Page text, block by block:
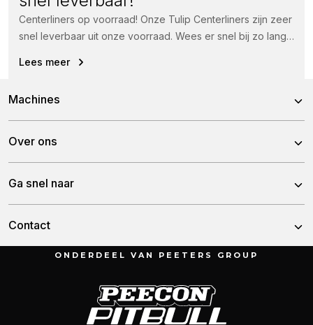
Centerliners op voorraad! Onze Tulip Centerliners zijn zeer
snel leverbaar uit onze voorraad. Wees er snel bij zo lang
Lees meer
Machines
Tandeggen
Woelers
Zaaimachines
Kunstmeststrooiers
Over ons
Historie
Ga snel naar
Overzicht Lely lijsten
Contact
Munnikenheiweg 47
ONDERDEEL VAN PEETERS GROUP